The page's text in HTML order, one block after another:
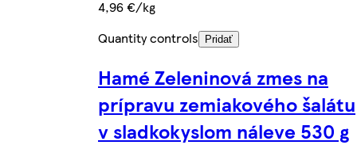
4,96 €/kg
Quantity controls
Pridať
Hamé Zeleninová zmes na
prípravu zemiakového šalátu
v sladkokyslom náleve 530 g